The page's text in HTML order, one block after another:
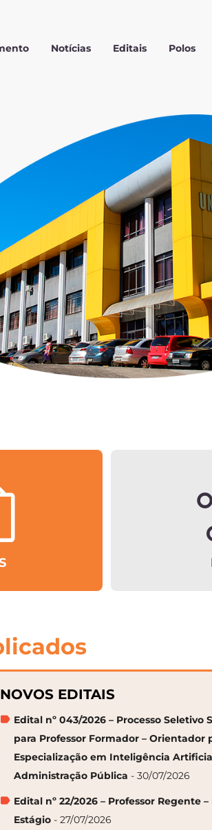
Notícias Editais Polos
NOVOS EDITAIS
Edital nº 043/2026 – Processo
para Professor Formador – Orientador
Especialização em Inteligência
Administração Pública - 30/07/2026
Edital nº 22/2026 – Professor Regente
Estágio - 27/07/2026